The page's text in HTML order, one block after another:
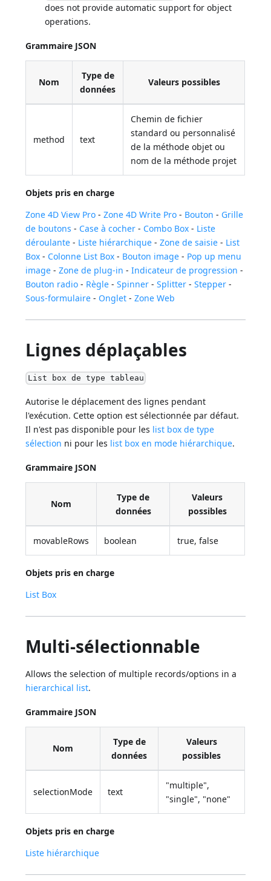
does not provide automatic support for object
operations.
Grammaire JSON
Nom
Type de
données
Valeurs possibles
method text
Chemin de fichier
standard ou personnalisé
de la méthode objet ou
nom de la méthode projet
Objets pris en charge
Zone 4D View Pro -Zone 4D Write Pro - Bouton - Grille
de boutons - Case à cocher - Combo Box - Liste
déroulante - Liste hiérarchique -Zone de saisie - List
Box - Colonne List Box - Bouton image - Pop up menu
image -Zone de plug-in -Indicateur de progression -
Bouton radio - Règle -Spinner -Splitter -Stepper -
Sous-formulaire - Onglet -Zone Web
Lignes déplaçables
List box de type tableau
Autorise le déplacement des lignes pendant
l'exécution. Cette option est sélectionnée par défaut.
Il n'est pas disponible pour les list box de type
sélection ni pour les list box en mode hiérarchique.
Grammaire JSON
Nom
Type de
données
Valeurs
possibles
movableRows boolean true, false
Objets pris en charge
List Box
Multi-sélectionnable
Allows the selection of multiple records/options in a
hierarchical list.
Grammaire JSON
Nom
Type de
données
Valeurs
possibles
selectionMode text
"multiple",
"single", "none"
Objets pris en charge
Liste hiérarchique